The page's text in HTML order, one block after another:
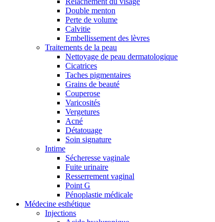
Double menton
Perte de volume
Calvitie
Embellissement des lèvres
Traitements de la peau
Nettoyage de peau dermatologique
Cicatrices
Taches pigmentaires
Grains de beauté
Couperose
Varicosités
Vergetures
Acné
Détatouage
Soin signature
Intime
Sécheresse vaginale
Fuite urinaire
Resserrement vaginal
Point G
Pénoplastie médicale
Médecine esthétique
Injections